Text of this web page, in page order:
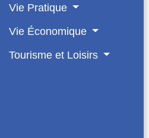
Vie Pratique
Vie Économique
Tourisme et Loisirs